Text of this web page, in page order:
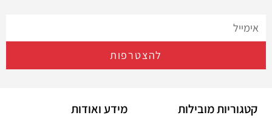
להצטרפות
קטגוריות מובילות מידע ואודות